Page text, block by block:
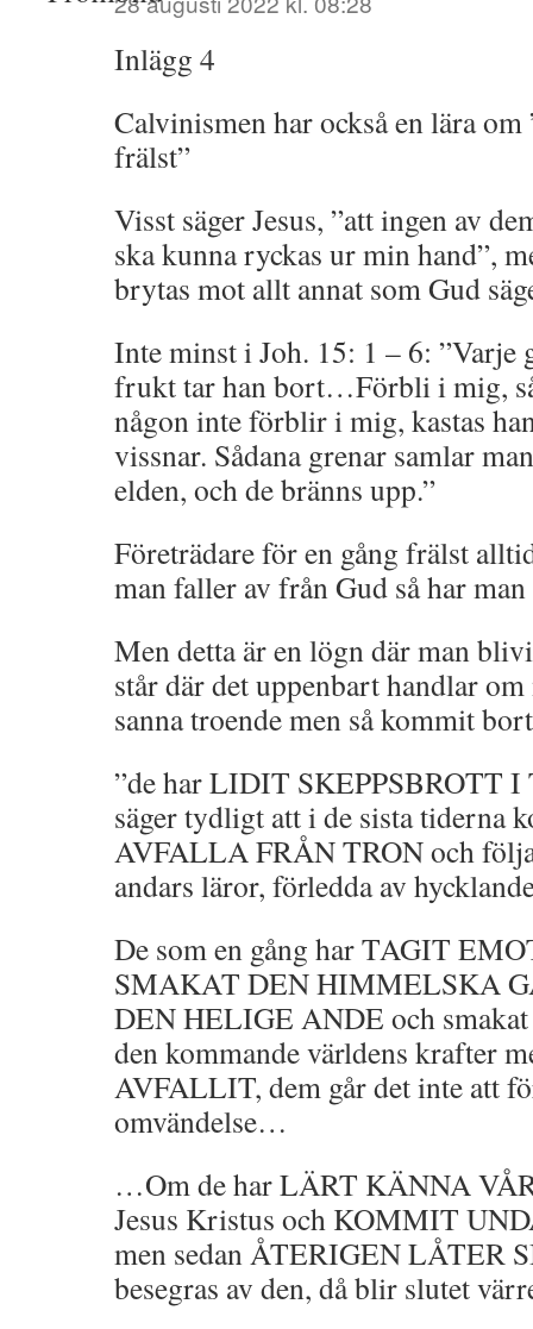
Inlägg 4
Calvinismen har också en lära
frälst”
Visst säger Jesus, ”att ingen av
ska kunna ryckas ur min hand”,
brytas mot allt annat som Gud
Inte minst i Joh. 15: 1 – 6: ”Varje
frukt tar han bort…Förbli i mig,
någon inte förblir i mig, kastas
vissnar. Sådana grenar samlar
elden, och de bränns upp.”
Företrädare för en gång frälst
man faller av från Gud så har
Men detta är en lögn där man
står där det uppenbart handlar
sanna troende men så kommit
”de har LIDIT SKEPPSBROTT
säger tydligt att i de sista tiderna
AVFALLA FRÅN TRON och
andars läror, förledda av
De som en gång har TAGIT
SMAKAT DEN HIMMELSKA
DEN HELIGE ANDE och
den kommande världens krafter
AVFALLIT, dem går det inte att
omvändelse…
…Om de har LÄRT KÄNNA
Jesus Kristus och KOMMIT
men sedan ÅTERIGEN LÅTER
besegras av den, då blir slutet